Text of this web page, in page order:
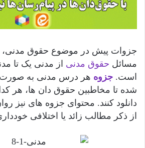
جزوات پیش در موضوع حقوق مدنی،
مسائل حقوق مدنی از مدنی یک تا
است. جزوه هر درس مدنی به صورت
شده تا مخاطبین حقوق دان ها، هر
دانلود کنند. محتوای جزوه های نیز
از ذکر مطالب زائد یا اختلافی